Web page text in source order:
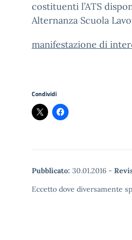
costituenti l’ATS
Alternanza Scuola
manifestazione di
Condividi
Pubblicato: 30.01.2016 -
Eccetto dove diversamente